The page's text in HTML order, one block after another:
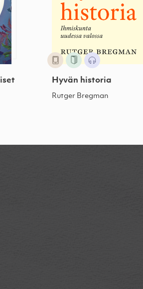
Hyvän historia
Rutger Bregman